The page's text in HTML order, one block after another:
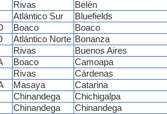
Rivas Belén
Atlántico Sur Bluefields
Boaco Boaco
Atlántico Norte Bonanza
Rivas Buenos Aires
Boaco Camoapa
Rivas Cárdenas
Masaya Catarina
Chinandega Chichigalpa
Chinandega Chinandega